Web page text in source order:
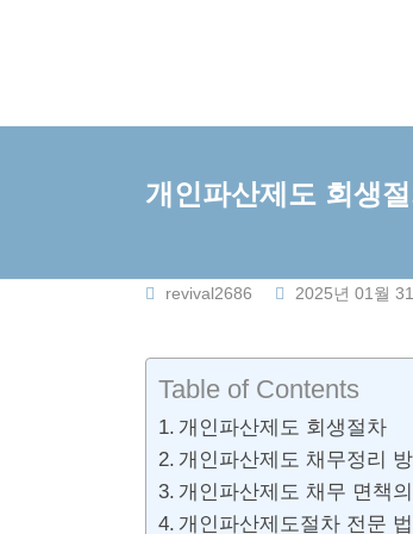
개인파산제도 회생
revival2686 2025년 01월
Table of Contents
개인파산제도 회생절차
개인파산제도 채무정리
개인파산제도 채무 면책
개인파산제도절차 전문